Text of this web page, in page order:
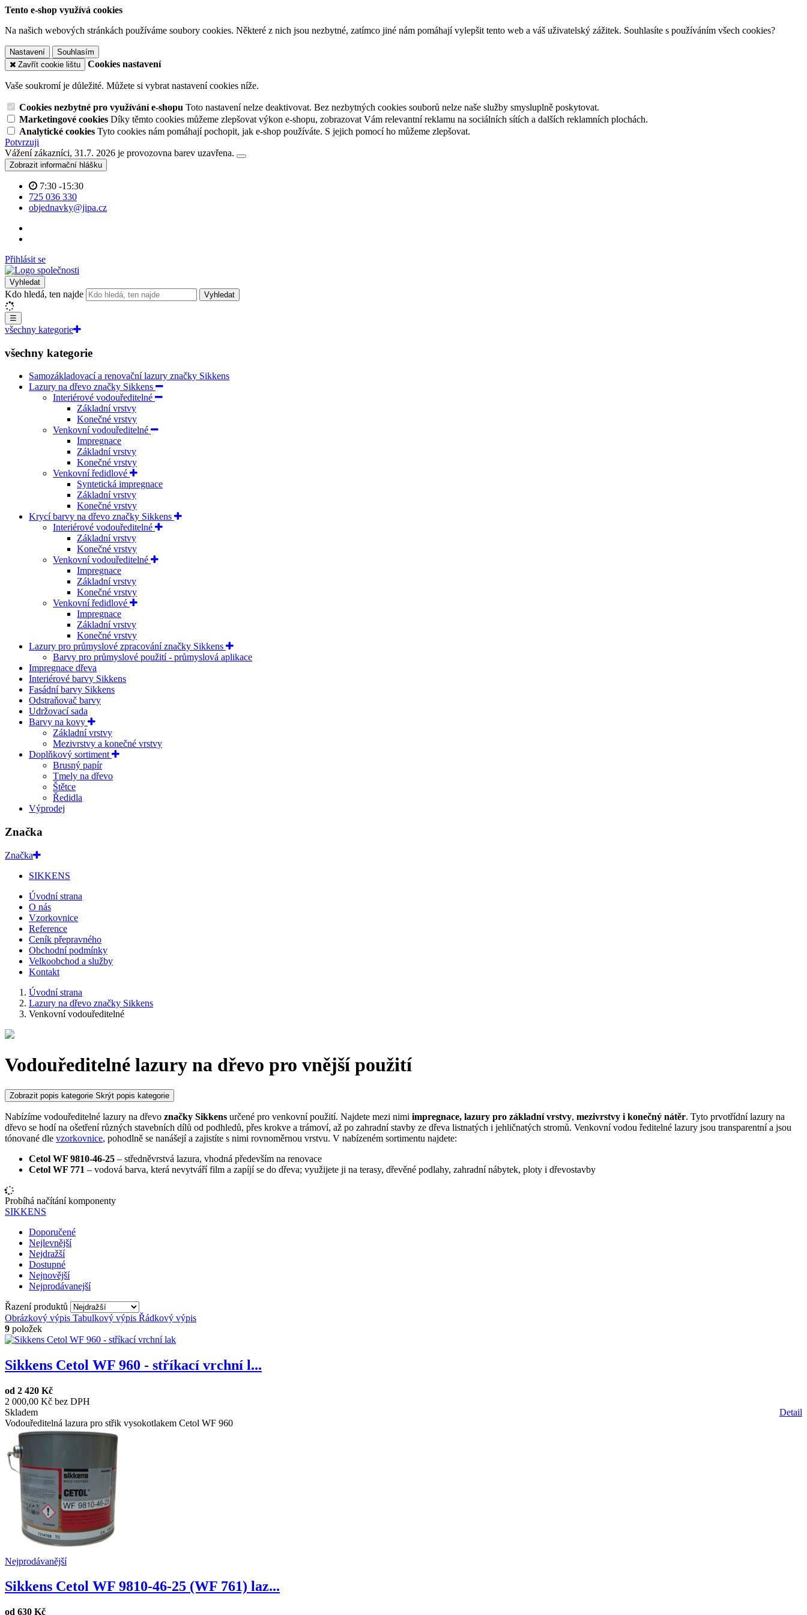
Tento e-shop využívá cookies
Na našich webových stránkách používáme soubory cookies. Některé z nich jsou nezbytné, zatímco jiné nám pomáhají vylepšit tento web a váš uživatelský zážitek. Souhlasíte s používáním všech cookies?
Nastavení
Souhlasím
Zavřít cookie lištu
Cookies nastavení
Vaše soukromí je důležité. Můžete si vybrat nastavení cookies níže.
Cookies nezbytné pro využívání e-shopu Toto nastavení nelze deaktivovat. Bez nezbytných cookies souborů nelze naše služby smysluplně poskytovat.
Marketingové cookies Díky těmto cookies můžeme zlepšovat výkon e-shopu, zobrazovat Vám relevantní reklamu na sociálních sítích a dalších reklamních plochách.
Analytické cookies Tyto cookies nám pomáhají pochopit, jak e-shop používáte. S jejich pomocí ho můžeme zlepšovat.
Potvrzuji
Vážení zákazníci, 31.7. 2026 je provozovna barev uzavřena.
Zobrazit informační hlášku
7:30 -15:30
725 036 330
objednavky@jipa.cz
Přihlásit se
Vyhledat
Kdo hledá, ten najde Vyhledat
☰
všechny kategorie
všechny kategorie
Samozákladovací a renovační lazury značky Sikkens
Lazury na dřevo značky Sikkens
Interiérové vodouředitelné
Základní vrstvy
Konečné vrstvy
Venkovní vodouředitelné
Impregnace
Základní vrstvy
Konečné vrstvy
Venkovní ředidlové
Syntetická impregnace
Základní vrstvy
Konečné vrstvy
Krycí barvy na dřevo značky Sikkens
Interiérové vodouředitelné
Základní vrstvy
Konečné vrstvy
Venkovní vodouředitelné
Impregnace
Základní vrstvy
Konečné vrstvy
Venkovní ředidlové
Impregnace
Základní vrstvy
Konečné vrstvy
Lazury pro průmyslové zpracování značky Sikkens
Barvy pro průmyslové použití - průmyslová aplikace
Impregnace dřeva
Interiérové barvy Sikkens
Fasádní barvy Sikkens
Odstraňovač barvy
Udržovací sada
Barvy na kovy
Základní vrstvy
Mezivrstvy a konečné vrstvy
Doplňkový sortiment
Brusný papír
Tmely na dřevo
Štětce
Ředidla
Výprodej
Značka
Značka
SIKKENS
Úvodní strana
O nás
Vzorkovnice
Reference
Ceník přepravného
Obchodní podmínky
Velkoobchod a služby
Kontakt
Úvodní strana
Lazury na dřevo značky Sikkens
Venkovní vodouředitelné
Vodouředitelné lazury na dřevo pro vnější použití
Zobrazit popis kategorie Skrýt popis kategorie
Nabízíme vodouředitelné lazury na dřevo značky Sikkens určené pro venkovní použití. Najdete mezi nimi impregnace, lazury pro základní vrstvy, mezivrstvy i konečný nátěr. Tyto prvotřídní lazury na
dřevo se hodí na ošetření různých stavebních dílů od podhledů, přes krokve a trámoví, až po zahradní stavby ze dřeva listnatých i jehličnatých stromů. Venkovní vodou ředitelné lazury jsou transparentní a jsou
tónované dle vzorkovnice, pohodlně se nanášejí a zajistíte s nimi rovnoměrnou vrstvu. V nabízeném sortimentu najdete:
Cetol WF 9810-46-25 – středněvrstvá lazura, vhodná především na renovace
Cetol WF 771 – vodová barva, která nevytváří film a zapíjí se do dřeva; využijete ji na terasy, dřevěné podlahy, zahradní nábytek, ploty i dřevostavby
Probíhá načítání komponenty
SIKKENS
Doporučené
Nejlevnější
Nejdražší
Dostupné
Nejnovější
Nejprodávanejší
Řazení produktů
Obrázkový výpis Tabulkový výpis Řádkový výpis
9 položek
Sikkens Cetol WF 960 - stříkací vrchní l...
od 2 420 Kč
2 000,00 Kč bez DPH
Detail
Skladem
Vodouředitelná lazura pro střik vysokotlakem Cetol WF 960
Nejprodávanější
Sikkens Cetol WF 9810-46-25 (WF 761) laz...
od 630 Kč